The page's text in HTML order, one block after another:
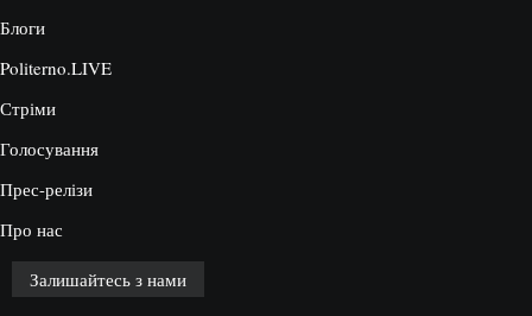
Блоги
Politerno.LIVE
Стріми
Голосування
Прес-релізи
Про нас
Залишайтесь з нами